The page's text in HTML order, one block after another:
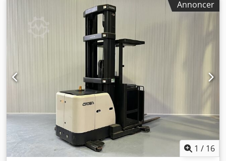
Med forbehold for fejl og mellemsalg! Servostyring,
beskyttelsestag = Yderligere oplysninger = Dkjdpfsztin Uox
Agxer Løftekapacitet: 1.600 kg Byggehøjde: 200 cm Kontakt
Tobias Ebert for yderligere information.
Annoncer
1 / 16